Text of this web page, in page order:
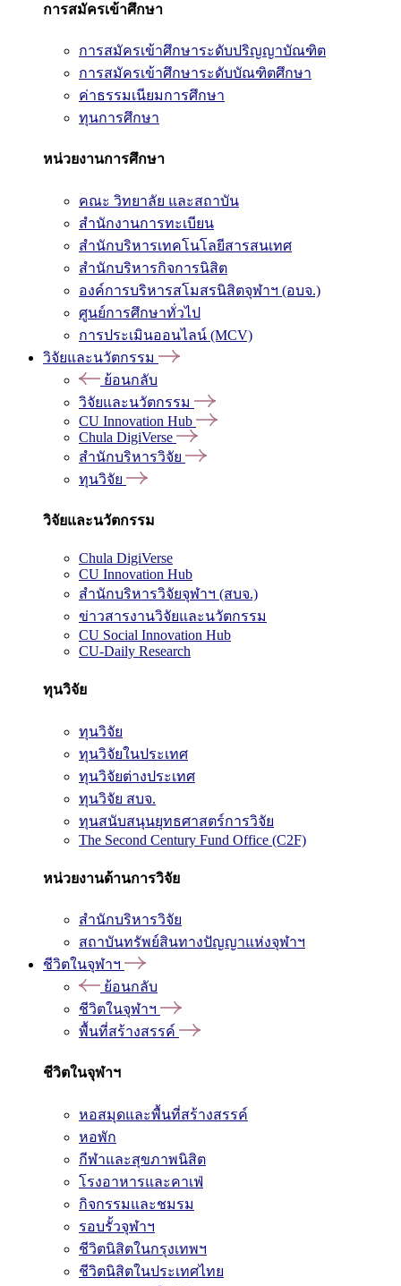
การสมัครเข้าศึกษา
การสมัครเข้าศึกษาระดับปริญญาบัณฑิต
การสมัครเข้าศึกษาระดับบัณฑิตศึกษา
ค่าธรรมเนียมการศึกษา
ทุนการศึกษา
หน่วยงานการศึกษา
คณะ วิทยาลัย และสถาบัน
สำนักงานการทะเบียน
สำนักบริหารเทคโนโลยีสารสนเทศ
สำนักบริหารกิจการนิสิต
องค์การบริหารสโมสรนิสิตจุฬาฯ (อบจ.)
ศูนย์การศึกษาทั่วไป
การประเมินออนไลน์ (MCV)
วิจัยและนวัตกรรม
ย้อนกลับ
วิจัยและนวัตกรรม
CU Innovation Hub
Chula DigiVerse
สำนักบริหารวิจัย
ทุนวิจัย
วิจัยและนวัตกรรม
Chula DigiVerse
CU Innovation Hub
สำนักบริหารวิจัยจุฬาฯ (สบจ.)
ข่าวสารงานวิจัยและนวัตกรรม
CU Social Innovation Hub
CU-Daily Research
ทุนวิจัย
ทุนวิจัย
ทุนวิจัยในประเทศ
ทุนวิจัยต่างประเทศ
ทุนวิจัย สบจ.
ทุนสนับสนุนยุทธศาสตร์การวิจัย
The Second Century Fund Office (C2F)
หน่วยงานด้านการวิจัย
สำนักบริหารวิจัย
สถาบันทรัพย์สินทางปัญญาแห่งจุฬาฯ
ชีวิตในจุฬาฯ
ย้อนกลับ
ชีวิตในจุฬาฯ
พื้นที่สร้างสรรค์
ชีวิตในจุฬาฯ
หอสมุดและพื้นที่สร้างสรรค์
หอพัก
กีฬาและสุขภาพนิสิต
โรงอาหารและคาเฟ่
กิจกรรมและชมรม
รอบรั้วจุฬาฯ
ชีวิตนิสิตในกรุงเทพฯ
ชีวิตนิสิตในประเทศไทย